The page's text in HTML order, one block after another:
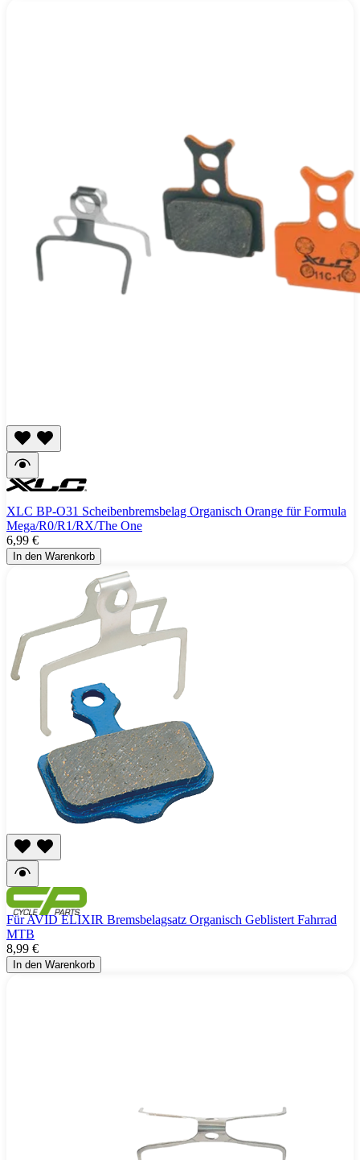
XLC BP-O31 Scheibenbremsbelag Organisch Orange für Formula
Mega/R0/R1/RX/The One
6,99 €
In den Warenkorb
Für AVID ELIXIR Bremsbelagsatz Organisch Geblistert Fahrrad
MTB
8,99 €
In den Warenkorb